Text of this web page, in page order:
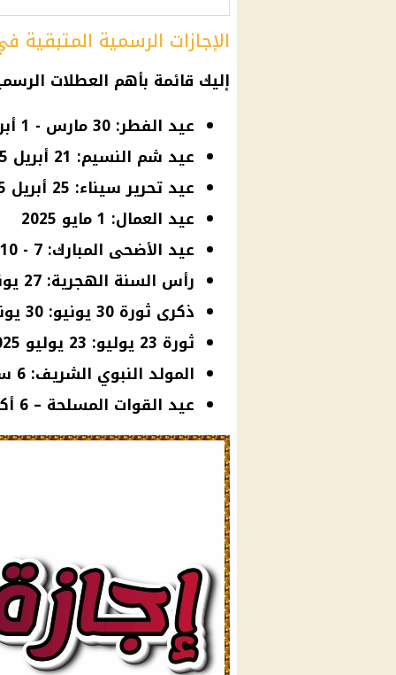
الإجازات الرسمية المتبقية في
إليك قائمة بأهم العطلات
عيد الفطر: 30 مارس - 1 أبريل 2025
عيد شم النسيم: 21 أبريل 2025
عيد تحرير سيناء: 25 أبريل 2025
عيد العمال: 1 مايو 2025
عيد الأضحى المبارك: 7 - 10 يونيو 2025
رأس السنة الهجرية: 27 يونيو 2025
ذكرى ثورة 30 يونيو: 30 يونيو 2025
ثورة 23 يوليو: 23 يوليو 2025
المولد النبوي الشريف: 6 سبتمبر 2025
عيد القوات المسلحة – 6 أكتوبر: 6 أكتوبر 2025